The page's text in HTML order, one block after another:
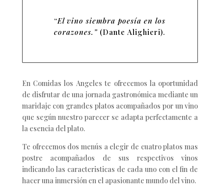
“El vino siembra poesía en los
corazones.” (Dante Alighieri).
En Comidas los Angeles te ofrecemos la oportunidad
de disfrutar de una jornada gastronómica mediante un
maridaje con grandes platos acompañados por un vino
que según nuestro parecer se adapta perfectamente a
la esencia del plato.
Te ofrecemos dos menús a elegir de cuatro platos mas
postre acompañados de sus respectivos vinos
indicando las caracteristicas de cada uno con el fin de
hacer una inmersión en el apasionante mundo del vino.